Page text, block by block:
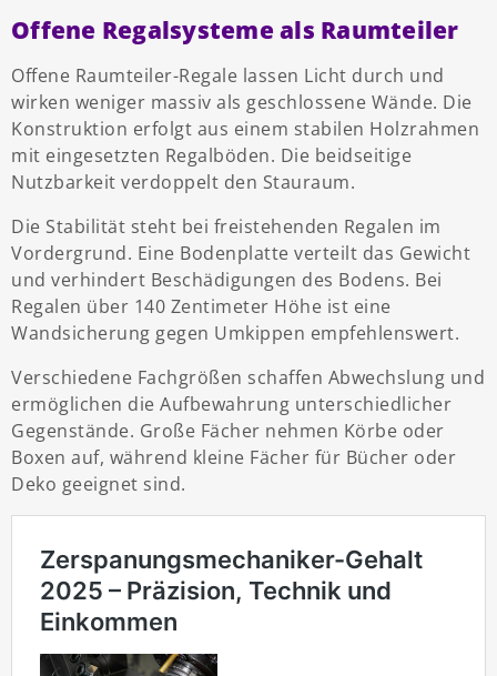
Offene Regalsysteme als Raumteiler
Offene Raumteiler-Regale lassen Licht durch und
wirken weniger massiv als geschlossene Wände. Die
Konstruktion erfolgt aus einem stabilen Holzrahmen
mit eingesetzten Regalböden. Die beidseitige
Nutzbarkeit verdoppelt den Stauraum.
Die Stabilität steht bei freistehenden Regalen im
Vordergrund. Eine Bodenplatte verteilt das Gewicht
und verhindert Beschädigungen des Bodens. Bei
Regalen über 140 Zentimeter Höhe ist eine
Wandsicherung gegen Umkippen empfehlenswert.
Verschiedene Fachgrößen schaffen Abwechslung und
ermöglichen die Aufbewahrung unterschiedlicher
Gegenstände. Große Fächer nehmen Körbe oder
Boxen auf, während kleine Fächer für Bücher oder
Deko geeignet sind.